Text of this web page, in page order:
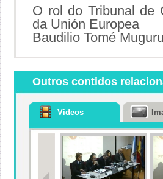
O rol do Tribunal de
da Unión Europea
Baudilio Tomé
Outros contidos
Videos